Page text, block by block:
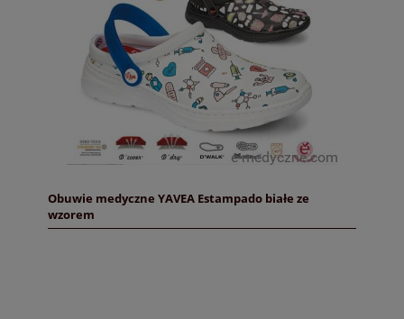
Obuwie medyczne YAVEA Estampado białe ze
wzorem